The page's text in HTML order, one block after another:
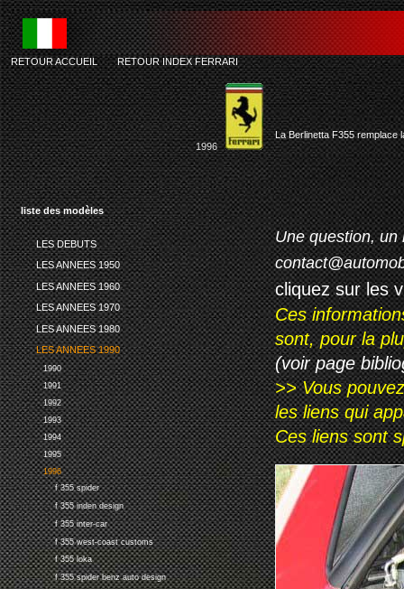
liste des modèles
LES DEBUTS
LES ANNEES 1950
LES ANNEES 1960
LES ANNEES 1970
LES ANNEES 1980
LES ANNEES 1990
1990
1991
1992
1993
1994
1995
1996
f 355 spider
f 355 inden design
f 355 inter-car
f 355 west-coast customs
f 355 loka
f 355 spider benz auto design
RETOUR ACCUEIL-RETOUR INDEX FERRARI
1996
La Berlinetta F355 remplace
Une question, un
cliquez sur les
Ces
sont, pour la
(voir page
>> Vous
les liens qui
Ces liens sont